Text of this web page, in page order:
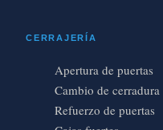
CERRAJERÍA
Apertura de puertas
Cambio de cerradura
Refuerzo de puertas